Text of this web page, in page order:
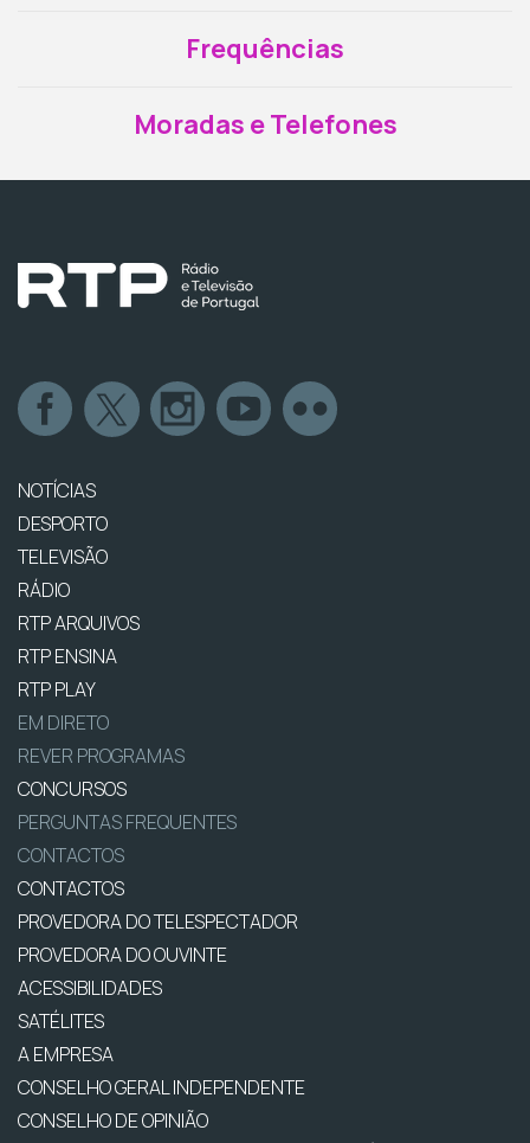
Frequências
Moradas e Telefones
NOTÍCIAS
DESPORTO
TELEVISÃO
RÁDIO
RTP ARQUIVOS
RTP ENSINA
RTP PLAY
EM DIRETO
REVER PROGRAMAS
CONCURSOS
PERGUNTAS FREQUENTES
CONTACTOS
CONTACTOS
PROVEDORA DO TELESPECTADOR
PROVEDORA DO OUVINTE
ACESSIBILIDADES
SATÉLITES
A EMPRESA
CONSELHO GERAL INDEPENDENTE
CONSELHO DE OPINIÃO